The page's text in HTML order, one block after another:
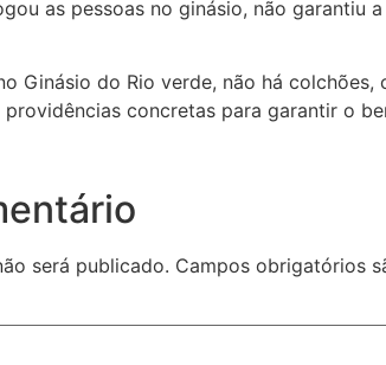
as pessoas no ginásio, não
Ginásio do Rio verde, não há
concretas para garantir o
será publicado. Campos obrigatórios